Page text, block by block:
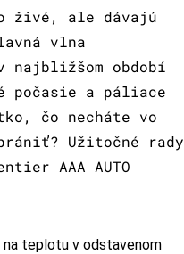
živé, ale dávajú
vlna
období
počasie a páliace
čo necháte vo
Užitočné rady
AAA AUTO
na teplotu v odstavenom